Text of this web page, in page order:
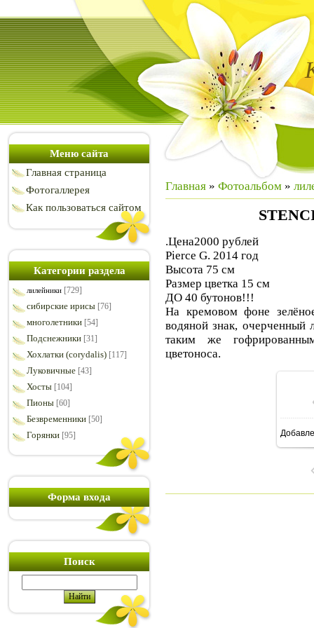
Меню сайта
Главная страница
Фотогаллерея
Как пользоваться сайтом
Категории раздела
лилейники [729]
сибирские ирисы [76]
многолетники [54]
Подснежники [31]
Хохлатки (corydalis) [117]
Луковичные [43]
Хосты [104]
Пионы [60]
Безвременники [50]
Горянки [95]
Форма входа
Поиск
Главная » Фотоальбом »
.Цена2000 рублей
Pierce G. 2014 год
Высота 75 см
Размер цветка 15 см
ДО 40 бутонов!!!
На кремовом фоне
водяной знак, очерченный
таким же
цветоноса.